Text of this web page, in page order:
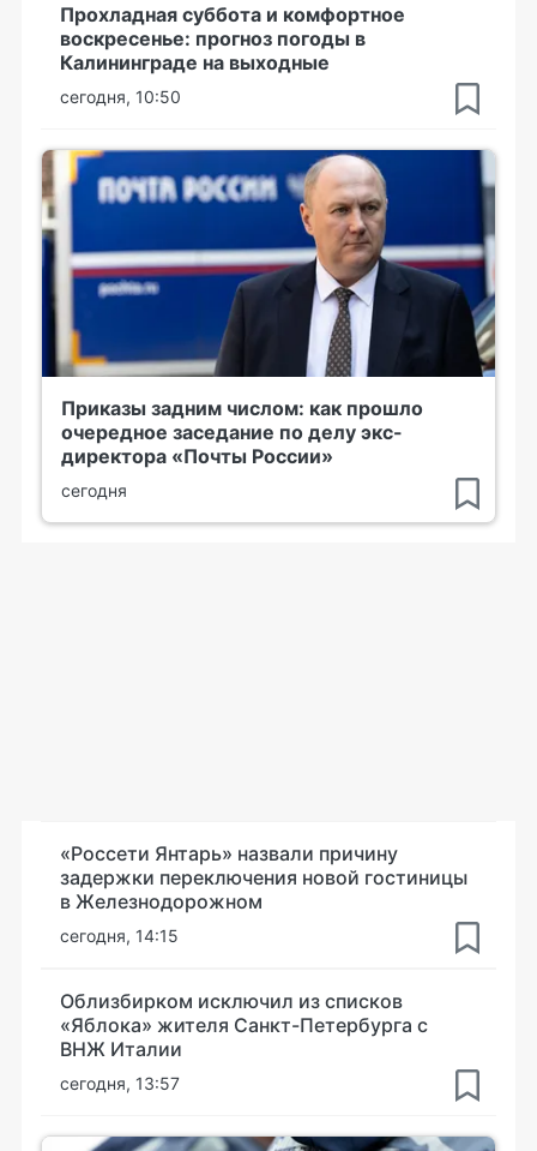
Прохладная суббота и комфортное
воскресенье: прогноз погоды в
Калининграде на выходные
сегодня, 10:50
Приказы задним числом: как прошло
очередное заседание по делу экс-
директора «Почты России»
сегодня
«Россети Янтарь» назвали причину
задержки переключения новой гостиницы
в Железнодорожном
сегодня, 14:15
Облизбирком исключил из списков
«Яблока» жителя Санкт-Петербурга с
ВНЖ Италии
сегодня, 13:57